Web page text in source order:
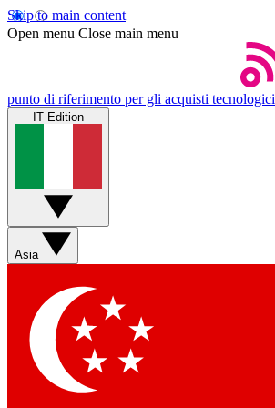
Skip to main content
Open menu Close main menu
punto di riferimento per gli acquisti tecnologici
IT Edition
Asia